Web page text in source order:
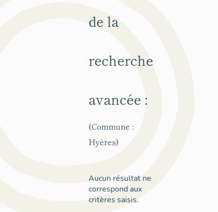
de la
recherche
avancée :
(Commune :
Hyères)
Aucun résultat ne
correspond aux
critères saisis.